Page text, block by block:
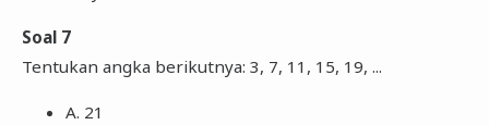
Soal 7
Tentukan angka berikutnya: 3, 7, 11, 15, 19, ...
A. 21